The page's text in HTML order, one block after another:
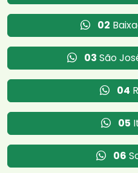
02
03 São
04
05
06